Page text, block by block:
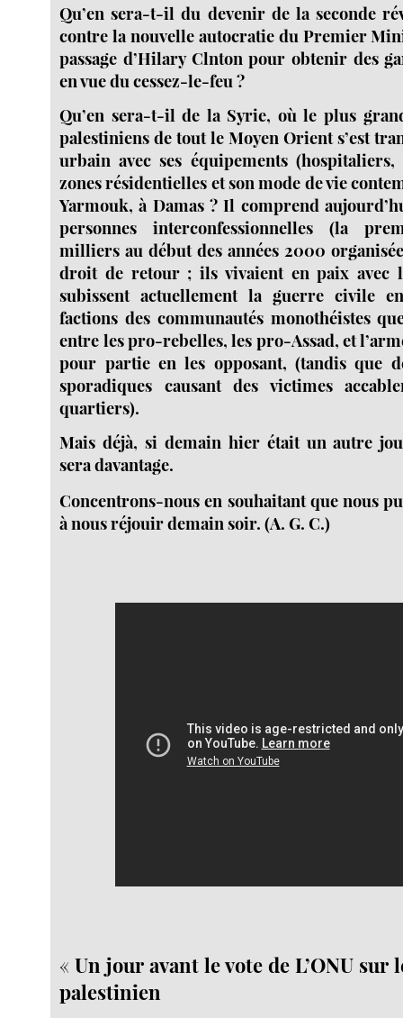
Qu’en sera-t-il du devenir de la seconde
contre la nouvelle autocratie du Premier
passage d’Hilary Clnton pour obtenir des
en vue du cessez-le-feu ?
Qu’en sera-t-il de la Syrie, où le plus
palestiniens de tout le Moyen Orient s’est
urbain avec ses équipements (hospitaliers,
zones résidentielles et son mode de vie
Yarmouk, à Damas ? Il comprend
personnes interconfessionnelles (la
milliers au début des années 2000
droit de retour ; ils vivaient en paix avec
subissent actuellement la guerre civile
factions des communautés monothéistes
entre les pro-rebelles, les pro-Assad, et
pour partie en les opposant, (tandis que
sporadiques causant des victimes
quartiers).
Mais déjà, si demain hier était un autre
sera davantage.
Concentrons-nous en souhaitant que nous
à nous réjouir demain soir. (A. G. C.)
«Un jour avant le vote de L’ONU sur
palestinien